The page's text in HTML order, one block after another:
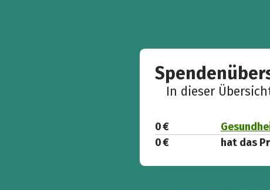
In dieser
0 €
0 €
hat das